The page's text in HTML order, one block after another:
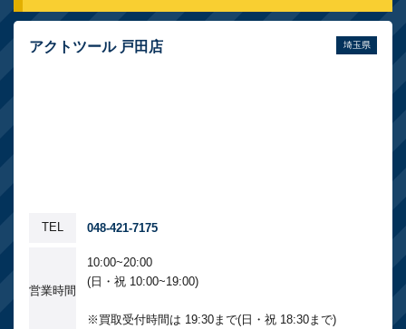
埼玉県
アクトツール 戸田店
TEL 048-421-7175
営業時間
10:00~20:00
(日・祝 10:00~19:00)
※買取受付時間は 19:30まで(日・祝 18:30まで)